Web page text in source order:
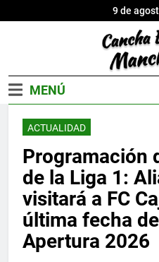
9 de
ACTUALIDAD
Programación
de la Liga 1:
visitará a FC
última fecha
Apertura 2026